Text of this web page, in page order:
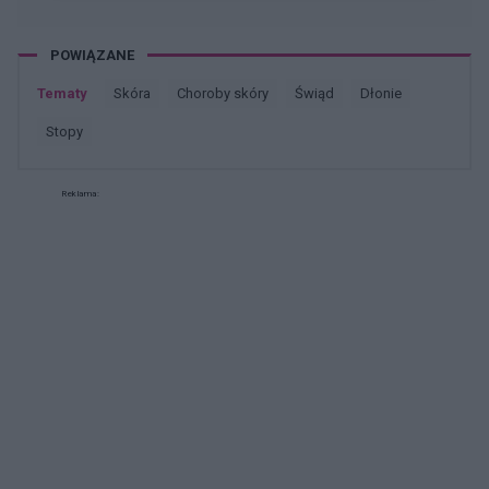
przyczynowym. Może ktoś był u nich i może
podzielić się, jak wygląda cała procedura? Nie
POWIĄZANE
Tematy skóra choroby skóry świąd dłonie
stopy
Reklama: